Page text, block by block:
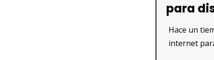
para
Hace un
internet